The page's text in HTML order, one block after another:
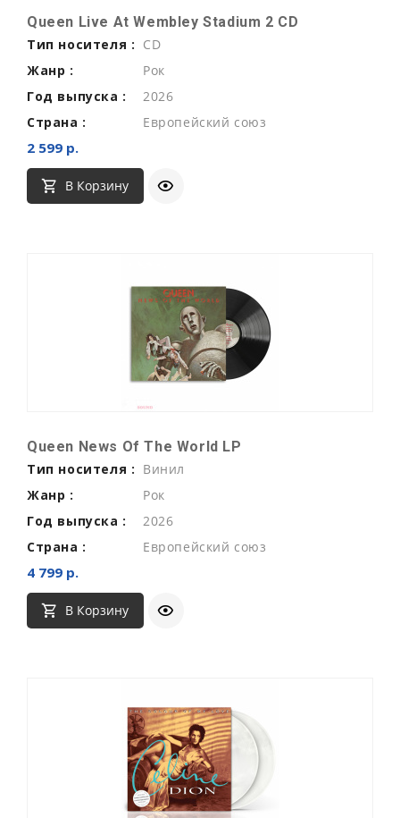
Queen Live At Wembley Stadium 2 CD
Тип носителя : CD
Жанр :
Рок
Год выпуска :
2026
Страна :
Европейский союз
2 599 р.
В Корзину
Queen News Of The World LP
Тип носителя : Винил
Жанр :
Рок
Год выпуска :
2026
Страна :
Европейский союз
4 799 р.
В Корзину